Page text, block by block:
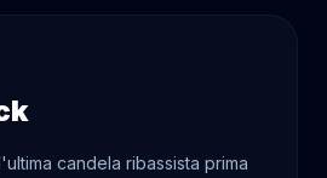
candela ribassista prima